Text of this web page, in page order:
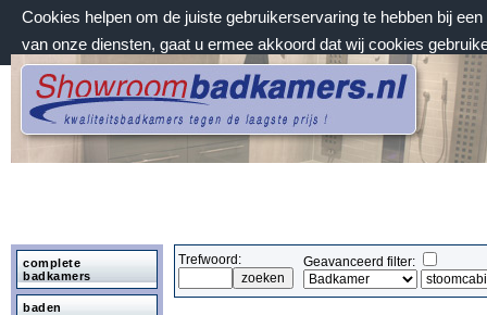
Cookies helpen om de juiste gebruikerservaring te hebben bij
van onze diensten, gaat u ermee akkoord dat wij cookies
zaterdag 8 augustus 2026, 14:55 uur
Welkom bij Showroombadkamers.nl
complete
badkamers
baden
Trefwoord: Geavanceerd filter: